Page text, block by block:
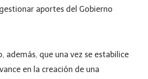
aportes del Gobierno
además, que una vez se estabilice
en la creación de una